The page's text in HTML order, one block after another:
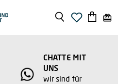
CHATTE MIT
UNS
wir sind für